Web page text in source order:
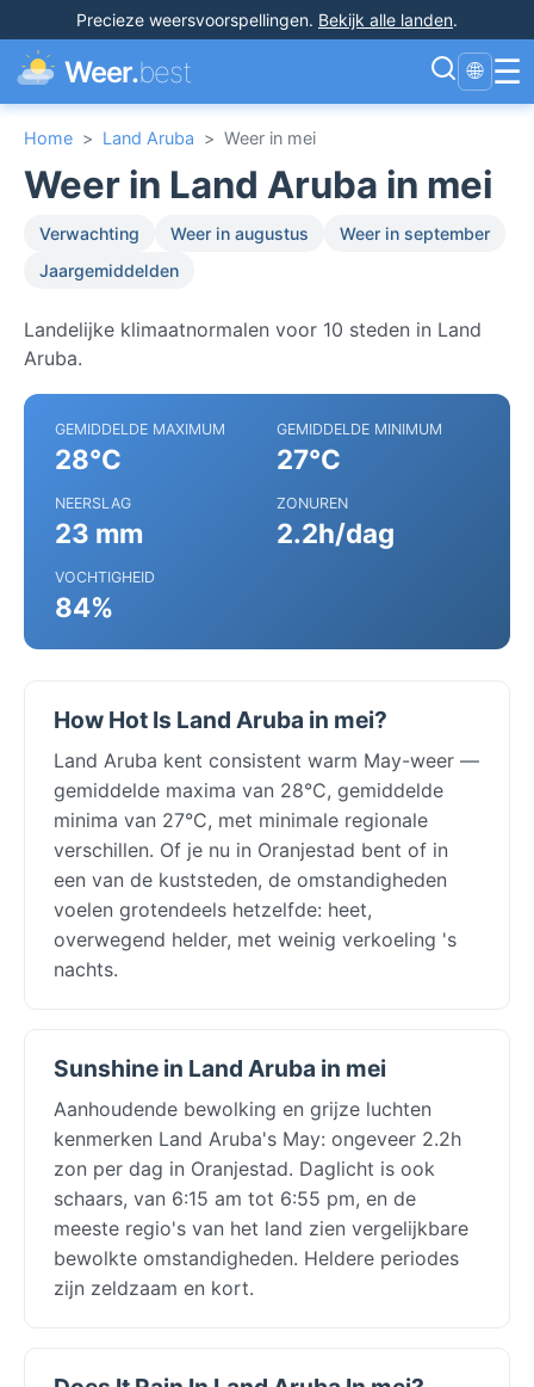
Precieze weersvoorspellingen. Bekijk alle landen.
Weer.best 🌐 ☰
Home > Land Aruba > Weer in mei
Weer in Land Aruba in mei
Verwachting Weer in augustus
Weer in september
Jaargemiddelden
Landelijke klimaatnormalen voor 10 steden in Land
Aruba.
GEMIDDELDE MAXIMUM
28°C
GEMIDDELDE MINIMUM
27°C
NEERSLAG
23 mm
ZONUREN
2.2h/dag
VOCHTIGHEID
84%
How Hot Is Land Aruba in mei?
Land Aruba kent consistent warm May-weer —
gemiddelde maxima van 28°C, gemiddelde
minima van 27°C, met minimale regionale
verschillen. Of je nu in Oranjestad bent of in
een van de kuststeden, de omstandigheden
voelen grotendeels hetzelfde: heet,
overwegend helder, met weinig verkoeling 's
nachts.
Sunshine in Land Aruba in mei
Aanhoudende bewolking en grijze luchten
kenmerken Land Aruba's May: ongeveer 2.2h
zon per dag in Oranjestad. Daglicht is ook
schaars, van 6:15 am tot 6:55 pm, en de
meeste regio's van het land zien vergelijkbare
bewolkte omstandigheden. Heldere periodes
zijn zeldzaam en kort.